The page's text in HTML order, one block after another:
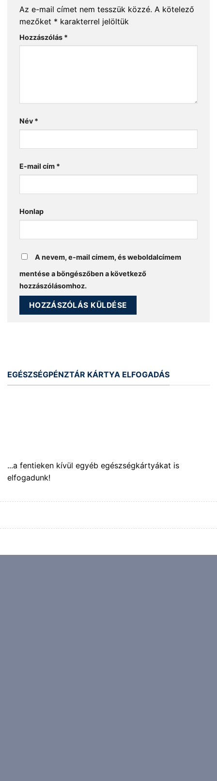
Az e-mail címet nem tesszük közzé. A kötelező
mezőket * karakterrel jelöltük
Hozzászólás *
Név *
E-mail cím *
Honlap
A nevem, e-mail címem, és weboldalcímem
mentése a böngészőben a következő
hozzászólásomhoz.
EGÉSZSÉGPÉNZTÁR KÁRTYA ELFOGADÁS
...a fentieken kívül egyéb egészségkártyákat is
elfogadunk!